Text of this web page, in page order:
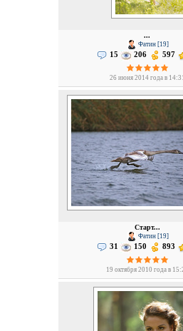
...
Фатин [19]
15 206 597
26 июня 2014 года в
Старт...
Фатин [19]
31 150 893
19 октября 2010 года в